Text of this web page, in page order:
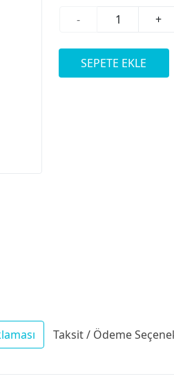
-
+
Taksit / Ödeme